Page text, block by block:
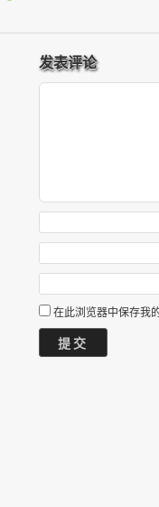
发表评论
在此浏览器中保存我